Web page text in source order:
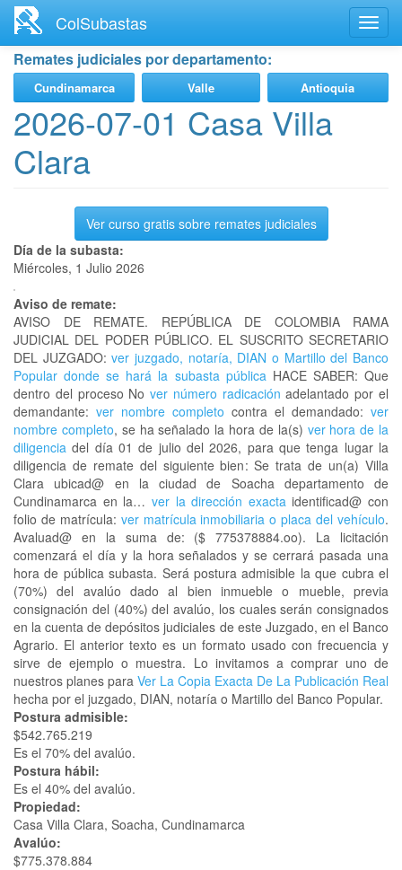
contenido
principal
ColSubastas
Remates judiciales por departamento:
Cundinamarca Valle Antioquia
2026-07-01 Casa Villa
Clara
Ver curso gratis sobre remates judiciales
Día de la subasta:
Miércoles, 1 Julio 2026
Aviso de remate:
AVISO DE REMATE. REPÚBLICA DE COLOMBIA RAMA
JUDICIAL DEL PODER PÚBLICO. EL SUSCRITO SECRETARIO
DEL JUZGADO: ver juzgado, notaría, DIAN o Martillo del Banco
Popular donde se hará la subasta públicaHACE SABER: Que
dentro del proceso Nover número radicación adelantado por el
demandante: ver nombre completo contra el demandado: ver
nombre completo, se ha señalado la hora de la(s) ver hora de la
diligencia del día 01 de julio del 2026, para que tenga lugar la
diligencia de remate del siguiente bien: Se trata de un(a) Villa
Clara ubicad@ en la ciudad de Soacha departamento de
Cundinamarca en la… ver la dirección exactaidentificad@ con
folio de matrícula: ver matrícula inmobiliaria o placa del vehículo.
Avaluad@ en la suma de: ($ 775378884.oo). La licitación
comenzará el día y la hora señalados y se cerrará pasada una
hora de pública subasta. Será postura admisible la que cubra el
(70%) del avalúo dado al bien inmueble o mueble, previa
consignación del (40%) del avalúo, los cuales serán consignados
en la cuenta de depósitos judiciales de este Juzgado, en el Banco
Agrario. El anterior texto es un formato usado con frecuencia y
sirve de ejemplo o muestra. Lo invitamos a comprar uno de
nuestros planes para Ver La Copia Exacta De La Publicación Real
hecha por el juzgado, DIAN, notaría o Martillo del Banco Popular.
Postura admisible:
$542.765.219
Es el 70% del avalúo.
Postura hábil:
Es el 40% del avalúo.
Propiedad:
Casa Villa Clara, Soacha, Cundinamarca
Avalúo:
$775.378.884